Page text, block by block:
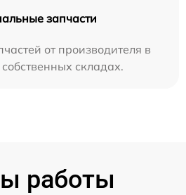
запчасти
от производителя в
складах.
работы